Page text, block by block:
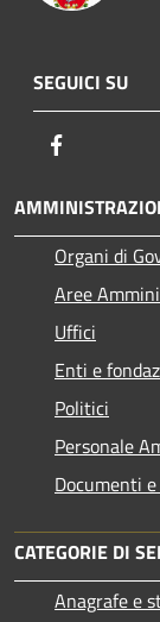
SEGUICI SU
Organi di
Aree
Uffici
Enti e
Politici
Personale
Documenti
CATEGORIE DI
Anagrafe e